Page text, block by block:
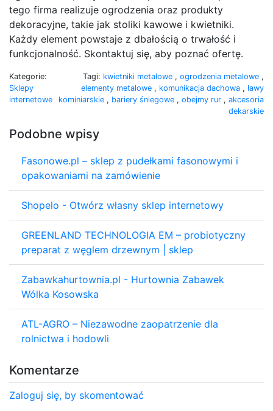
tego firma realizuje ogrodzenia oraz produkty
dekoracyjne, takie jak stoliki kawowe i kwietniki.
Każdy element powstaje z dbałością o trwałość i
funkcjonalność. Skontaktuj się, aby poznać ofertę.
Kategorie:
Sklepy
internetowe
Tagi: kwietniki metalowe , ogrodzenia metalowe ,
elementy metalowe , komunikacja dachowa , ławy
kominiarskie , bariery śniegowe , obejmy rur , akcesoria
dekarskie
Podobne wpisy
Fasonowe.pl – sklep z pudełkami fasonowymi i
opakowaniami na zamówienie
Shopelo - Otwórz własny sklep internetowy
GREENLAND TECHNOLOGIA EM – probiotyczny
preparat z węglem drzewnym | sklep
Zabawkahurtownia.pl - Hurtownia Zabawek
Wólka Kosowska
ATL-AGRO – Niezawodne zaopatrzenie dla
rolnictwa i hodowli
Komentarze
Zaloguj się, by skomentować